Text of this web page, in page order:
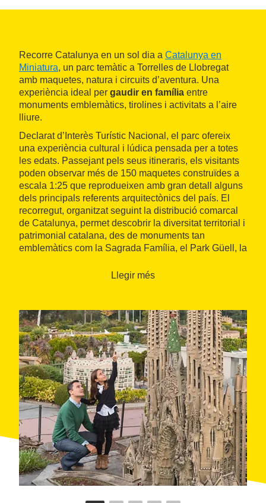
Recorre Catalunya en un sol dia a Catalunya en
Miniatura, un parc temàtic a Torrelles de Llobregat
amb maquetes, natura i circuits d’aventura. Una
experiència ideal per gaudir en família entre
monuments emblemàtics, tirolines i activitats a l’aire
lliure.
Declarat d’Interès Turístic Nacional, el parc ofereix
una experiència cultural i lúdica pensada per a totes
les edats. Passejant pels seus itineraris, els visitants
poden observar més de 150 maquetes construïdes a
escala 1:25 que reprodueixen amb gran detall alguns
dels principals referents arquitectònics del país. El
recorregut, organitzat seguint la distribució comarcal
de Catalunya, permet descobrir la diversitat territorial i
patrimonial catalana, des de monuments tan
emblemàtics com la Sagrada Família, el Park Güell, la
catalanes, el conjunt romànic de la Vall de Boí i
institucionals i espais quotidians que ajuden a
entendre millor la riquesa arquitectònica i cultural de
Catalunya.
El parc combina aquesta proposta cultural amb un
espai natural que acull elBosc animat, una zona
d’activitats d’aventura entre arbres. Aquest espai
inclou circuits de diferents nivells i tirolines que
permeten viure una experiència física i recreativa
complementària a la visita cultural. És una activitat
especialment pensada per a infants, joves i adults que
busquen una experiència més dinàmica dins del
mateix recinte.
El recinte disposa de serveis que faciliten la visita,
comzones de pícnicgratuïtes, restaurant i
Llegir més